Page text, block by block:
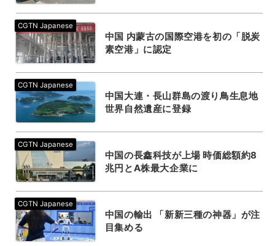
中国 内蒙古の国際空港を初の「脱炭
素空港」に認定
中国大連・長山群島の渡り鳥生息地
世界自然遺産に登録
中国の長鑫科技が上場 時価総額約8
兆円とA株最大企業に
中国の輸出 「新新三種の神器」が注
目集める